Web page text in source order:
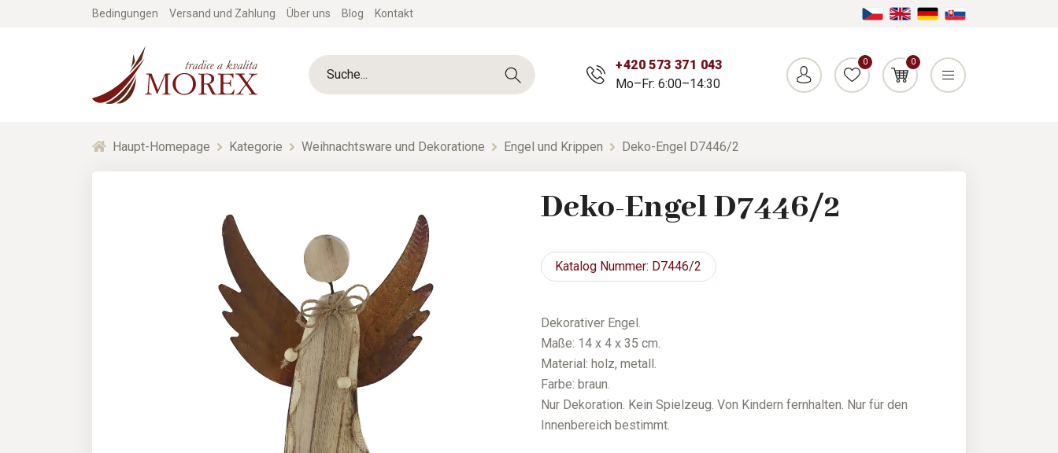
Bedingungen Versand und Zahlung Über uns Blog Kontakt
+420 573 371 043
Mo–Fr: 6:00–14:30
0 0
Haupt-Homepage Kategorie Weihnachtsware und Dekoratione Engel und Krippen Deko-Engel D7446/2
Deko-Engel D7446/2
Katalog Nummer: D7446/2
Dekorativer Engel.
Maße: 14 x 4 x 35 cm.
Material: holz, metall.
Farbe: braun.
Nur Dekoration. Kein Spielzeug. Von Kindern fernhalten. Nur für den
Innenbereich bestimmt.